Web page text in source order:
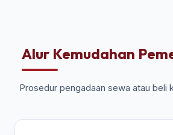
Alur Kemudahan
Prosedur pengadaan sewa atau beli